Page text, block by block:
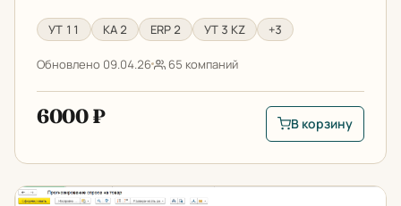
УТ 11 КА 2 ERP 2 УТ 3 KZ +3
Обновлено 09.04.26 65 компаний
6000 ₽
В корзину: Отчет
В корзину